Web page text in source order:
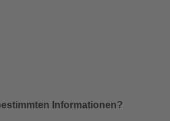
Informationen?